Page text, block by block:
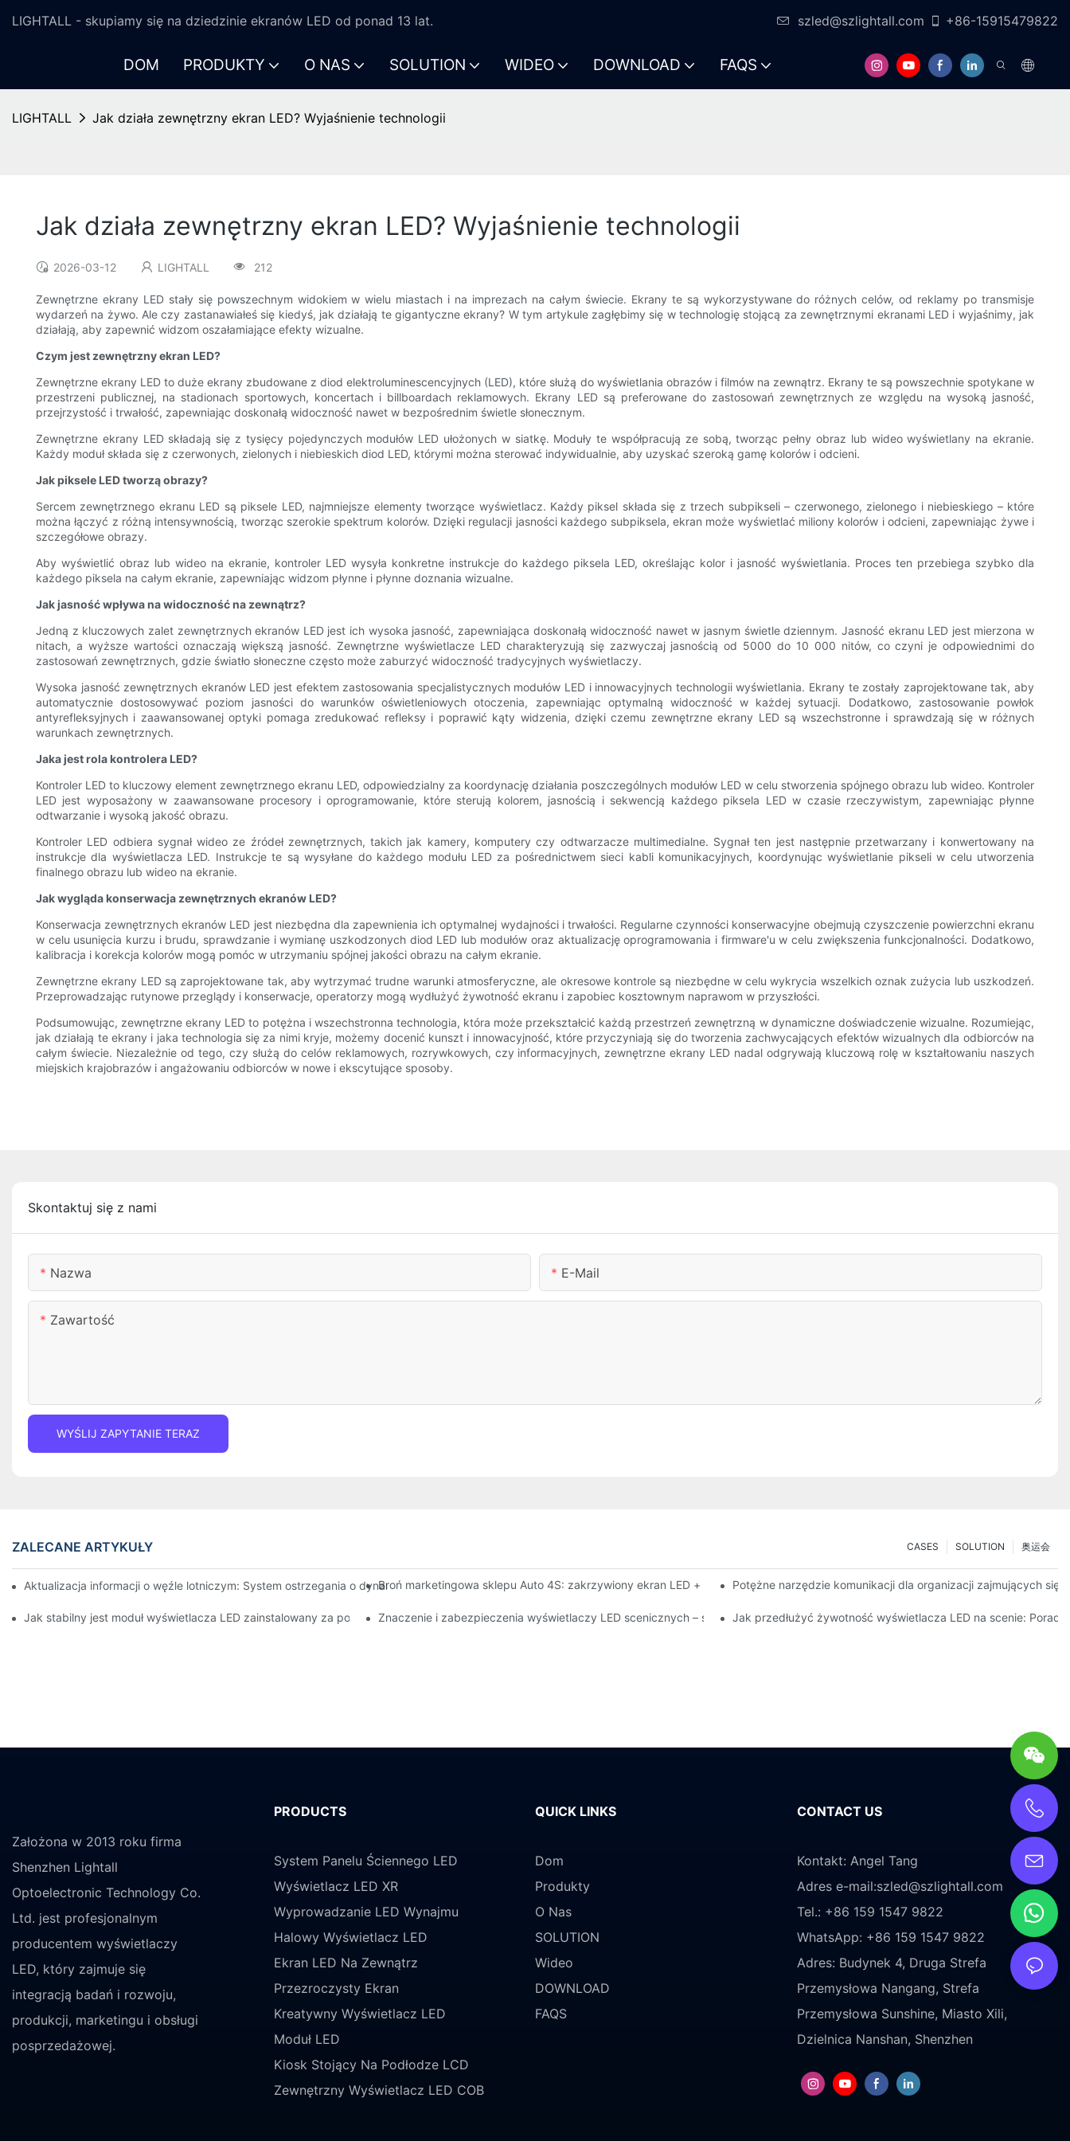
LIGHTALL - skupiamy się na dziedzinie ekranów LED od ponad 13 lat. szled@szlightall.com +86-15915479822
DOM PRODUKTY O NAS SOLUTION WIDEO DOWNLOAD FAQS
LIGHTALL Jak działa zewnętrzny ekran LED? Wyjaśnienie technologii
Jak działa zewnętrzny ekran LED? Wyjaśnienie technologii
2026-03-12 LIGHTALL 212
Zewnętrzne ekrany LED stały się powszechnym widokiem w wielu miastach i na imprezach na całym świecie. Ekrany te są wykorzystywane do różnych celów, od reklamy po transmisje
wydarzeń na żywo. Ale czy zastanawiałeś się kiedyś, jak działają te gigantyczne ekrany? W tym artykule zagłębimy się w technologię stojącą za zewnętrznymi ekranami LED i wyjaśnimy, jak
działają, aby zapewnić widzom oszałamiające efekty wizualne.
Czym jest zewnętrzny ekran LED?
Zewnętrzne ekrany LED to duże ekrany zbudowane z diod elektroluminescencyjnych (LED), które służą do wyświetlania obrazów i filmów na zewnątrz. Ekrany te są powszechnie spotykane w
przestrzeni publicznej, na stadionach sportowych, koncertach i billboardach reklamowych. Ekrany LED są preferowane do zastosowań zewnętrznych ze względu na wysoką jasność,
przejrzystość i trwałość, zapewniając doskonałą widoczność nawet w bezpośrednim świetle słonecznym.
Zewnętrzne ekrany LED składają się z tysięcy pojedynczych modułów LED ułożonych w siatkę. Moduły te współpracują ze sobą, tworząc pełny obraz lub wideo wyświetlany na ekranie.
Każdy moduł składa się z czerwonych, zielonych i niebieskich diod LED, którymi można sterować indywidualnie, aby uzyskać szeroką gamę kolorów i odcieni.
Jak piksele LED tworzą obrazy?
Sercem zewnętrznego ekranu LED są piksele LED, najmniejsze elementy tworzące wyświetlacz. Każdy piksel składa się z trzech subpikseli – czerwonego, zielonego i niebieskiego – które
można łączyć z różną intensywnością, tworząc szerokie spektrum kolorów. Dzięki regulacji jasności każdego subpiksela, ekran może wyświetlać miliony kolorów i odcieni, zapewniając żywe i
szczegółowe obrazy.
Aby wyświetlić obraz lub wideo na ekranie, kontroler LED wysyła konkretne instrukcje do każdego piksela LED, określając kolor i jasność wyświetlania. Proces ten przebiega szybko dla
każdego piksela na całym ekranie, zapewniając widzom płynne i płynne doznania wizualne.
Jak jasność wpływa na widoczność na zewnątrz?
Jedną z kluczowych zalet zewnętrznych ekranów LED jest ich wysoka jasność, zapewniająca doskonałą widoczność nawet w jasnym świetle dziennym. Jasność ekranu LED jest mierzona w
nitach, a wyższe wartości oznaczają większą jasność. Zewnętrzne wyświetlacze LED charakteryzują się zazwyczaj jasnością od 5000 do 10 000 nitów, co czyni je odpowiednimi do
zastosowań zewnętrznych, gdzie światło słoneczne często może zaburzyć widoczność tradycyjnych wyświetlaczy.
Wysoka jasność zewnętrznych ekranów LED jest efektem zastosowania specjalistycznych modułów LED i innowacyjnych technologii wyświetlania. Ekrany te zostały zaprojektowane tak, aby
automatycznie dostosowywać poziom jasności do warunków oświetleniowych otoczenia, zapewniając optymalną widoczność w każdej sytuacji. Dodatkowo, zastosowanie powłok
antyrefleksyjnych i zaawansowanej optyki pomaga zredukować refleksy i poprawić kąty widzenia, dzięki czemu zewnętrzne ekrany LED są wszechstronne i sprawdzają się w różnych
warunkach zewnętrznych.
Jaka jest rola kontrolera LED?
Kontroler LED to kluczowy element zewnętrznego ekranu LED, odpowiedzialny za koordynację działania poszczególnych modułów LED w celu stworzenia spójnego obrazu lub wideo. Kontroler
LED jest wyposażony w zaawansowane procesory i oprogramowanie, które sterują kolorem, jasnością i sekwencją każdego piksela LED w czasie rzeczywistym, zapewniając płynne
odtwarzanie i wysoką jakość obrazu.
Kontroler LED odbiera sygnał wideo ze źródeł zewnętrznych, takich jak kamery, komputery czy odtwarzacze multimedialne. Sygnał ten jest następnie przetwarzany i konwertowany na
instrukcje dla wyświetlacza LED. Instrukcje te są wysyłane do każdego modułu LED za pośrednictwem sieci kabli komunikacyjnych, koordynując wyświetlanie pikseli w celu utworzenia
finalnego obrazu lub wideo na ekranie.
Jak wygląda konserwacja zewnętrznych ekranów LED?
Konserwacja zewnętrznych ekranów LED jest niezbędna dla zapewnienia ich optymalnej wydajności i trwałości. Regularne czynności konserwacyjne obejmują czyszczenie powierzchni ekranu
w celu usunięcia kurzu i brudu, sprawdzanie i wymianę uszkodzonych diod LED lub modułów oraz aktualizację oprogramowania i firmware'u w celu zwiększenia funkcjonalności. Dodatkowo,
kalibracja i korekcja kolorów mogą pomóc w utrzymaniu spójnej jakości obrazu na całym ekranie.
Zewnętrzne ekrany LED są zaprojektowane tak, aby wytrzymać trudne warunki atmosferyczne, ale okresowe kontrole są niezbędne w celu wykrycia wszelkich oznak zużycia lub uszkodzeń.
Przeprowadzając rutynowe przeglądy i konserwacje, operatorzy mogą wydłużyć żywotność ekranu i zapobiec kosztownym naprawom w przyszłości.
Podsumowując, zewnętrzne ekrany LED to potężna i wszechstronna technologia, która może przekształcić każdą przestrzeń zewnętrzną w dynamiczne doświadczenie wizualne. Rozumiejąc,
jak działają te ekrany i jaka technologia się za nimi kryje, możemy docenić kunszt i innowacyjność, które przyczyniają się do tworzenia zachwycających efektów wizualnych dla odbiorców na
całym świecie. Niezależnie od tego, czy służą do celów reklamowych, rozrywkowych, czy informacyjnych, zewnętrzne ekrany LED nadal odgrywają kluczową rolę w kształtowaniu naszych
miejskich krajobrazów i angażowaniu odbiorców w nowe i ekscytujące sposoby.
Skontaktuj się z nami
Nazwa E-Mail
Zawartość
WYŚLIJ ZAPYTANIE TERAZ
ZALECANE ARTYKUŁY 奥运会
SOLUTION
CASES
Aktualizacja informacji o węźle lotniczym: System ostrzegania o dynamice lotu dla ekranów LED o wysokiej jasności do użytku wewnętrznego
Broń marketingowa sklepu Auto 4S: zakrzywiony ekran LED + wciągająca jazda próbna z technologią rozszerzonej rzeczywistości
Potężne narzędzie komunikacji dla organizacji zajmujących
Jak stabilny jest moduł wyświetlacza LED zainstalowany za pomocą przyssawki magnetycznej?Znaczenie i zabezpieczenia wyświetlaczy LED scenicznych – serwis posprzedażowyJak przedłużyć żywotność wyświetlacza LED na scenie:
Założona w 2013 roku firma
Shenzhen Lightall
Optoelectronic Technology Co.
Ltd. jest profesjonalnym
producentem wyświetlaczy
LED, który zajmuje się
integracją badań i rozwoju,
produkcji, marketingu i obsługi
posprzedażowej.
PRODUCTS
System Panelu Ściennego LED
Wyświetlacz LED XR
Wyprowadzanie LED Wynajmu
Halowy Wyświetlacz LED
Ekran LED Na Zewnątrz
Przezroczysty Ekran
Kreatywny Wyświetlacz LED
Moduł LED
Kiosk Stojący Na Podłodze LCD
Zewnętrzny Wyświetlacz LED COB
QUICK LINKS
Dom
Produkty
O Nas
SOLUTION
Wideo
DOWNLOAD
FAQS
CONTACT US
Kontakt: Angel Tang
Adres e-mail:szled@szlightall.com
Tel.: +86 159 1547 9822
WhatsApp: +86 159 1547 9822
Adres: Budynek 4, Druga Strefa
Przemysłowa Nangang, Strefa
Przemysłowa Sunshine, Miasto Xili,
Dzielnica Nanshan, Shenzhen